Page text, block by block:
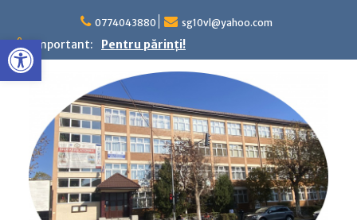
Deschide bara de unelte
content
0774043880 sg10vl@yahoo.com
Important: Pentru părinţi!